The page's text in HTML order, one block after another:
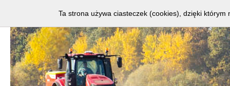
Ta strona używa ciasteczek (cookies), dzięki którym